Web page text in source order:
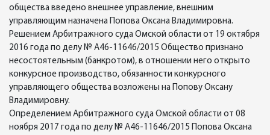
общества введено внешнее управление, внешним
управляющим назначена Попова Оксана Владимировна.
Решением Арбитражного суда Омской области от 19 октября
2016 года по делу № А46-11646/2015 Общество признано
несостоятельным (банкротом), в отношении него открыто
конкурсное производство, обязанности конкурсного
управляющего общества возложены на Попову Оксану
Владимировну.
Определением Арбитражного суда Омской области от 08
ноября 2017 года по делу № А46-11646/2015 Попова Оксана